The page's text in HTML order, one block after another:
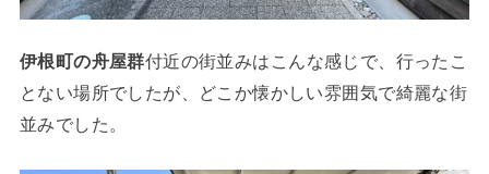
伊根町の舟屋群付近の街並みはこんな感じで、行ったこ
とない場所でしたが、どこか懐かしい雰囲気で綺麗な街
並みでした。